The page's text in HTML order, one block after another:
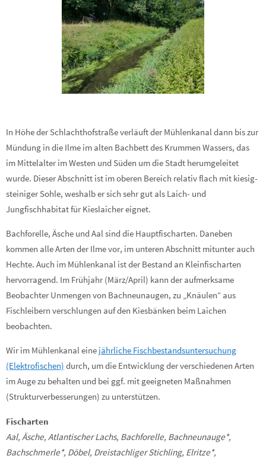
In Höhe der Schlachthofstraße verläuft der Mühlenkanal dann bis zur
Mündung in die Ilme im alten Bachbett des Krummen Wassers, das
im Mittelalter im Westen und Süden um die Stadt herumgeleitet
wurde. Dieser Abschnitt ist im oberen Bereich relativ flach mit kiesig-
steiniger Sohle, weshalb er sich sehr gut als Laich- und
Jungfischhabitat für Kieslaicher eignet.
Bachforelle, Äsche und Aal sind die Hauptfischarten. Daneben
kommen alle Arten der Ilme vor, im unteren Abschnitt mitunter auch
Hechte. Auch im Mühlenkanal ist der Bestand an Kleinfischarten
hervorragend. Im Frühjahr (März/April) kann der aufmerksame
Beobachter Unmengen von Bachneunaugen, zu „Knäulen“ aus
Fischleibern verschlungen auf den Kiesbänken beim Laichen
beobachten.
Wir im Mühlenkanal eine jährliche Fischbestandsuntersuchung
(Elektrofischen) durch, um die Entwicklung der verschiedenen Arten
im Auge zu behalten und bei ggf. mit geeigneten Maßnahmen
(Strukturverbesserungen) zu unterstützen.
Fischarten
Aal, Äsche, Atlantischer Lachs, Bachforelle, Bachneunauge*,
Bachschmerle*, Döbel, Dreistachliger Stichling, Elritze*,